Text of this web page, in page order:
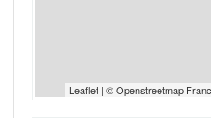
Leaflet | © Openstreetmap